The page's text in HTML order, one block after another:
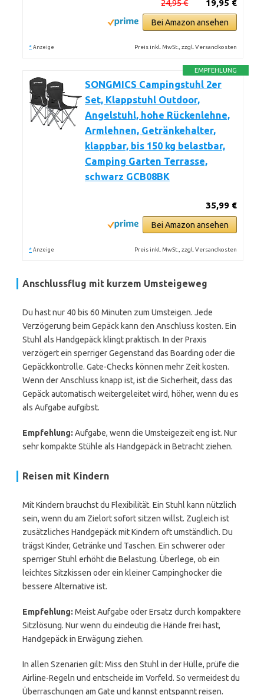
19,95 €
24,95 €
Bei Amazon ansehen
* Anzeige Preis inkl. MwSt., zzgl. Versandkosten
EMPFEHLUNG
SONGMICS Campingstuhl 2er
Set, Klappstuhl Outdoor,
Angelstuhl, hohe Rückenlehne,
Armlehnen, Getränkehalter,
klappbar, bis 150 kg belastbar,
Camping Garten Terrasse,
schwarz GCB08BK
35,99 €
Bei Amazon ansehen
* Anzeige Preis inkl. MwSt., zzgl. Versandkosten
Anschlussflug mit kurzem Umsteigeweg
Du hast nur 40 bis 60 Minuten zum Umsteigen. Jede
Verzögerung beim Gepäck kann den Anschluss kosten. Ein
Stuhl als Handgepäck klingt praktisch. In der Praxis
verzögert ein sperriger Gegenstand das Boarding oder die
Gepäckkontrolle. Gate-Checks können mehr Zeit kosten.
Wenn der Anschluss knapp ist, ist die Sicherheit, dass das
Gepäck automatisch weitergeleitet wird, höher, wenn du es
als Aufgabe aufgibst.
Empfehlung: Aufgabe, wenn die Umsteigezeit eng ist. Nur
sehr kompakte Stühle als Handgepäck in Betracht ziehen.
Reisen mit Kindern
Mit Kindern brauchst du Flexibilität. Ein Stuhl kann nützlich
sein, wenn du am Zielort sofort sitzen willst. Zugleich ist
zusätzliches Handgepäck mit Kindern oft umständlich. Du
trägst Kinder, Getränke und Taschen. Ein schwerer oder
sperriger Stuhl erhöht die Belastung. Überlege, ob ein
leichtes Sitzkissen oder ein kleiner Campinghocker die
bessere Alternative ist.
Empfehlung: Meist Aufgabe oder Ersatz durch kompaktere
Sitzlösung. Nur wenn du eindeutig die Hände frei hast,
Handgepäck in Erwägung ziehen.
In allen Szenarien gilt: Miss den Stuhl in der Hülle, prüfe die
Airline-Regeln und entscheide im Vorfeld. So vermeidest du
Überraschungen am Gate und kannst entspannt reisen.